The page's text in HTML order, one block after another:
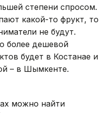
степени спросом.
какой-то фрукт, то
не будут.
более дешевой
будет в Костанае и
– в Шымкенте.
можно найти